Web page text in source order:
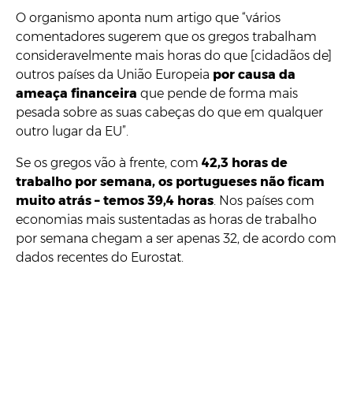
O organismo aponta num artigo que “vários
comentadores sugerem que os gregos trabalham
consideravelmente mais horas do que [cidadãos de]
outros países da União Europeia por causa da
ameaça financeira que pende de forma mais
pesada sobre as suas cabeças do que em qualquer
outro lugar da EU”.
Se os gregos vão à frente, com 42,3 horas de
trabalho por semana, os portugueses não ficam
muito atrás – temos 39,4 horas. Nos países com
economias mais sustentadas as horas de trabalho
por semana chegam a ser apenas 32, de acordo com
dados recentes do Eurostat.